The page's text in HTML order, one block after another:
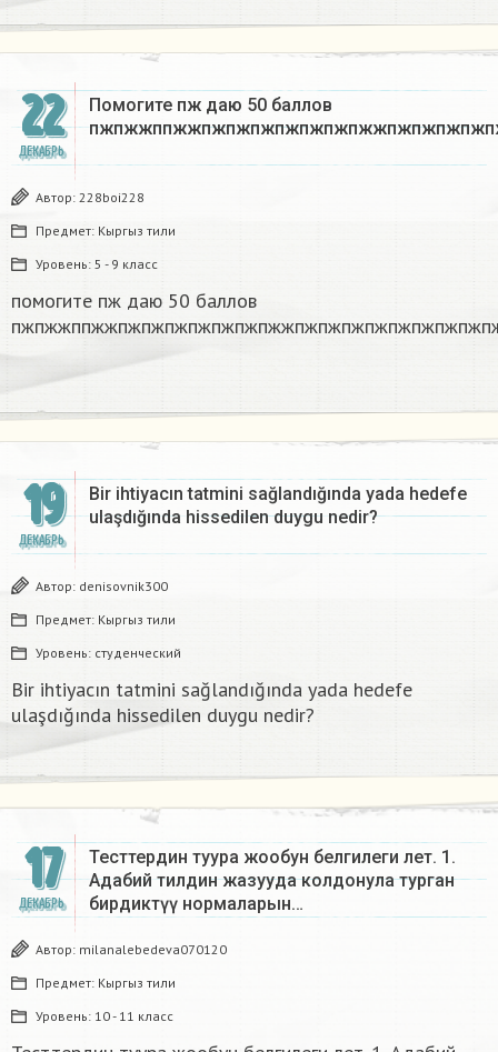
22
ДЕКАБРЬ
Помогите пж даю 50 баллов
Автор: 228boi228
Предмет: Кыргыз тили
Уровень: 5 - 9 класс
помогите пж даю 50 баллов
19
ДЕКАБРЬ
Bir ihtiyacın tatmini sağlandığında yada hedefe
ulaşdığında hissedilen duygu nedir?​
Автор: denisovnik300
Предмет: Кыргыз тили
Уровень: студенческий
Bir ihtiyacın tatmini sağlandığında yada hedefe
ulaşdığında hissedilen duygu nedir?​
17
ДЕКАБРЬ
Тесттердин туура жообун белгилеги лет. 1.
Адабий тилдин жазууда колдонула турган
бирдиктүү нормаларын…
Автор: milanalebedeva070120
Предмет: Кыргыз тили
Уровень: 10 - 11 класс